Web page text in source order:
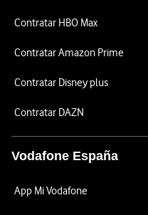
Contratar HBO Max
Contratar Amazon Prime
Contratar Disney plus
Contratar DAZN
Vodafone España
App Mi Vodafone